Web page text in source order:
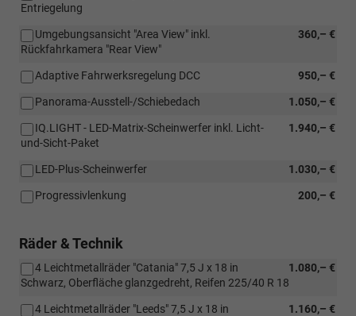
Entriegelung
360,– €
Umgebungsansicht "Area View" inkl.
Rückfahrkamera "Rear View"
950,– €
Adaptive Fahrwerksregelung DCC
1.050,– €
Panorama-Ausstell-/Schiebedach
1.940,– €
IQ.LIGHT - LED-Matrix-Scheinwerfer inkl. Licht-
und-Sicht-Paket
1.030,– €
LED-Plus-Scheinwerfer
200,– €
Progressivlenkung
Räder & Technik
1.080,– €
4 Leichtmetallräder "Catania" 7,5 J x 18 in
Schwarz, Oberfläche glanzgedreht, Reifen 225/40 R 18
1.160,– €
4 Leichtmetallräder "Leeds" 7,5 J x 18 in